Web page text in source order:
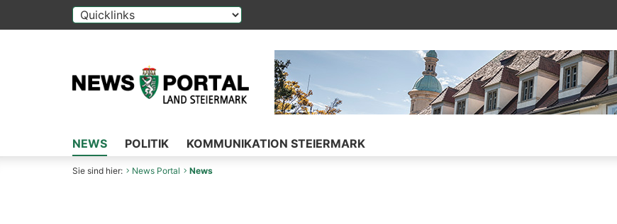
Die Auswahl einer Option im Select-Element führt auf die verknüpfte Unterseite
NEWS POLITIK KOMMUNIKATION STEIERMARK
Sie sind hier: News Portal News